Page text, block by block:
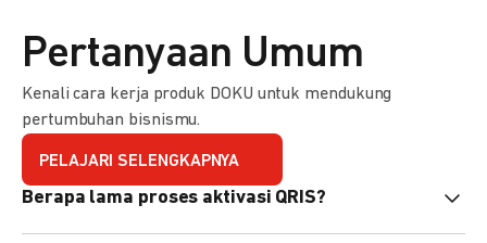
Pertanyaan Umum
Kenali cara kerja produk DOKU untuk mendukung
pertumbuhan bisnismu.
PELAJARI SELENGKAPNYA
Berapa lama proses aktivasi QRIS?